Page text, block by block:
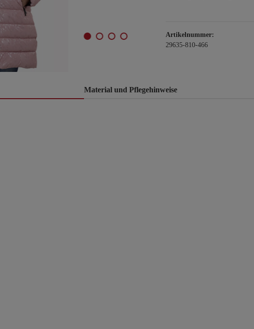
Artikelnummer:
29635-810-466
Material und Pflegehinweise